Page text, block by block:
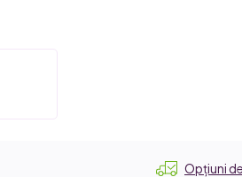
Opțiuni